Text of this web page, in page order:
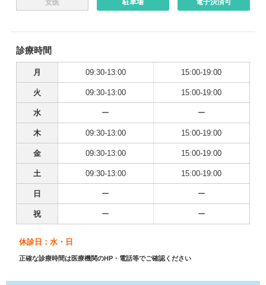
女医 駐車場 電子決済可
診療時間
月 09:30-13:00 15:00-19:00
火 09:30-13:00 15:00-19:00
水 ー ー
木 09:30-13:00 15:00-19:00
金 09:30-13:00 15:00-19:00
土 09:30-13:00 15:00-19:00
日 ー ー
祝 ー ー
休診日：水・日
正確な診療時間は医療機関のHP・電話等でご確認ください